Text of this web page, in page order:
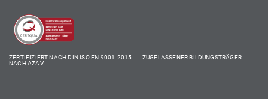
ZERTIFIZIERT NACH DIN ISO EN 9001-2015 ZUGELASSENER BILDUNGSTRÄGER
NACH AZAV